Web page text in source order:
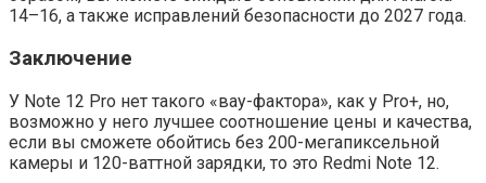
14–16, а также исправлений безопасности до 2027 года.
Заключение
У Note 12 Pro нет такого «вау-фактора», как у Pro+, но,
возможно у него лучшее соотношение цены и качества,
если вы сможете обойтись без 200-мегапиксельной
камеры и 120-ваттной зарядки, то это Redmi Note 12.